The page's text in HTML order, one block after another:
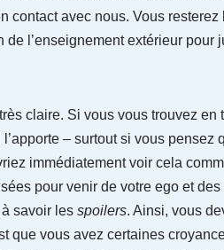
contact avec nous. Vous
l’enseignement extérieur pour
claire. Si vous vous trouvez en
– surtout si vous pensez
immédiatement voir cela
pour venir de votre ego et des
savoir les spoilers. Ainsi, vous
que vous avez certaines